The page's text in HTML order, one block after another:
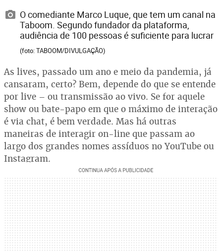
O comediante Marco Luque, que tem um canal na
Taboom. Segundo fundador da plataforma,
audiência de 100 pessoas é suficiente para lucrar
(foto: TABOOM/DIVULGAÇÃO)
As lives, passado um ano e meio da pandemia, já
cansaram, certo? Bem, depende do que se entende
por live – ou transmissão ao vivo. Se for aquele
show ou bate-papo em que o máximo de interação
é via chat, é bem verdade. Mas há outras
maneiras de interagir on-line que passam ao
largo dos grandes nomes assíduos no YouTube ou
Instagram.